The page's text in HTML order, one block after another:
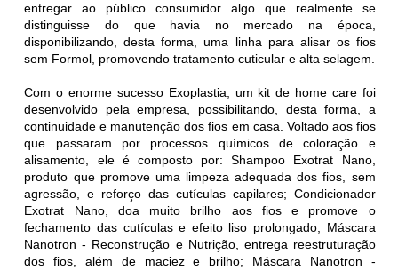
entregar ao público consumidor algo que realmente se
distinguisse do que havia no mercado na época,
disponibilizando, desta forma, uma linha para alisar os fios
sem Formol, promovendo tratamento cuticular e alta selagem.
Com o enorme sucesso Exoplastia, um kit de home care foi
desenvolvido pela empresa, possibilitando, desta forma, a
continuidade e manutenção dos fios em casa. Voltado aos fios
que passaram por processos químicos de coloração e
alisamento, ele é composto por: Shampoo Exotrat Nano,
produto que promove uma limpeza adequada dos fios, sem
agressão, e reforço das cutículas capilares; Condicionador
Exotrat Nano, doa muito brilho aos fios e promove o
fechamento das cutículas e efeito liso prolongado; Máscara
Nanotron - Reconstrução e Nutrição, entrega reestruturação
dos fios, além de maciez e brilho; Máscara Nanotron -